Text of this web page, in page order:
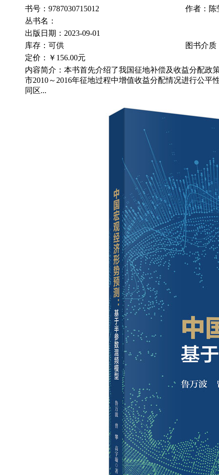
书号：9787030715012
作者：陈
丛书名：
出版日期：2023-09-01
库存：可供
图书介质
定价：
￥156.00元
内容简介：本书首先介绍了我国征地补偿及收益分配政
市2010～2016年征地过程中增值收益分配情况进行公平
同区...